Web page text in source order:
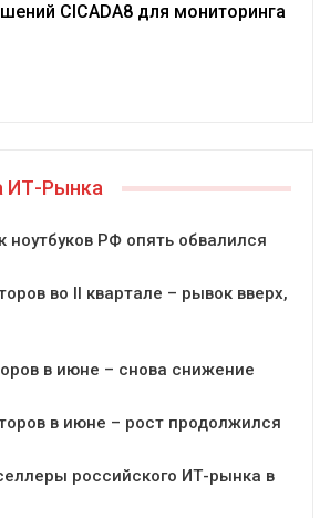
CICADA8 для мониторинга
ИТ-Рынка
РФ опять обвалился
во II квартале – рывок вверх,
в июне – снова снижение
в июне – рост продолжился
российского ИТ-рынка в